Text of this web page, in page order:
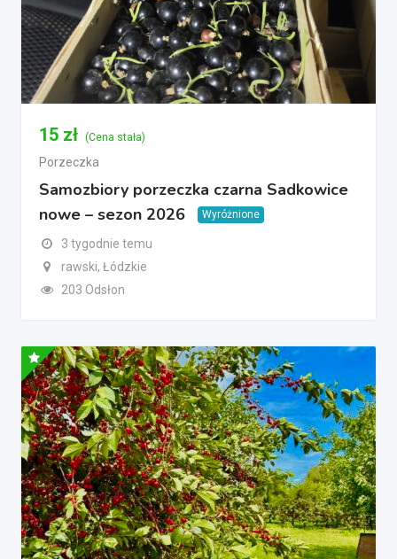
15 zł (Cena stała)
Porzeczka
Samozbiory porzeczka czarna Sadkowice
nowe – sezon 2026
Wyróżnione
3 tygodnie temu
rawski, Łódzkie
203 Odsłon